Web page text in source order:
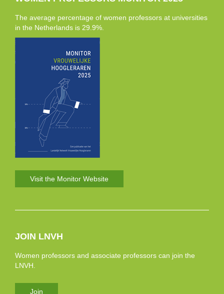
The average percentage of women professors at universities
in the Netherlands is 29.9%.
Visit the Monitor Website
JOIN LNVH
Women professors and associate professors can join the
LNVH.
Join